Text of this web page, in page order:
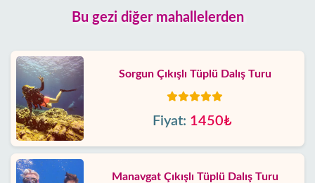
Bu gezi diğer mahallelerden
Sorgun Çıkışlı Tüplü Dalış Turu
Fiyat: 1450₺
Manavgat Çıkışlı Tüplü Dalış Turu